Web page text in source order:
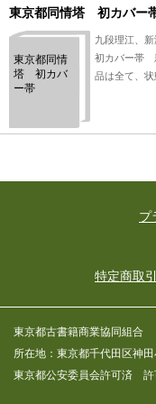
東京都同情塔 初カバー
東京都同情
塔 初カバ
ー帯
九段理江、
初カバー帯
品は全て、
す。「日本
したが、当
現は考慮に
は、解説欄
に問題なく
プ
特定商取
東京都古書籍商業協同組合
所在地：東京都千代田区神
東京都公安委員会許可済